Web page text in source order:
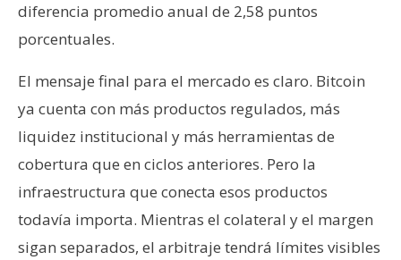
diferencia promedio anual de 2,58 puntos
porcentuales.
El mensaje final para el mercado es claro. Bitcoin
ya cuenta con más productos regulados, más
liquidez institucional y más herramientas de
cobertura que en ciclos anteriores. Pero la
infraestructura que conecta esos productos
todavía importa. Mientras el colateral y el margen
sigan separados, el arbitraje tendrá límites visibles